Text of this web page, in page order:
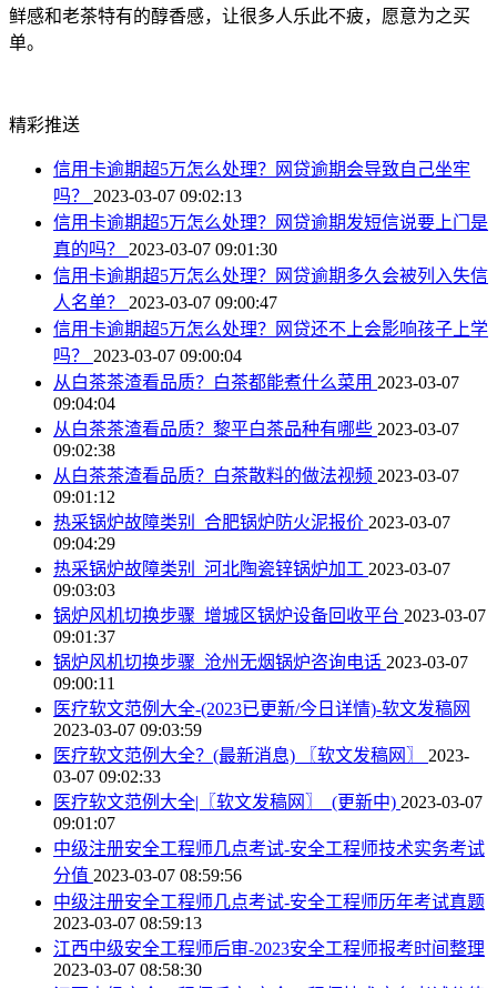
鲜感和老茶特有的醇香感，让很多人乐此不疲，愿意为之买
单。
精彩推送
信用卡逾期超5万怎么处理？网贷逾期会导致自己坐牢
吗？ 2023-03-07 09:02:13
信用卡逾期超5万怎么处理？网贷逾期发短信说要上门是
真的吗？ 2023-03-07 09:01:30
信用卡逾期超5万怎么处理？网贷逾期多久会被列入失信
人名单？ 2023-03-07 09:00:47
信用卡逾期超5万怎么处理？网贷还不上会影响孩子上学
吗？ 2023-03-07 09:00:04
从白茶茶渣看品质？白茶都能煮什么菜用 2023-03-07
09:04:04
从白茶茶渣看品质？黎平白茶品种有哪些 2023-03-07
09:02:38
从白茶茶渣看品质？白茶散料的做法视频 2023-03-07
09:01:12
热采锅炉故障类别_合肥锅炉防火泥报价 2023-03-07
09:04:29
热采锅炉故障类别_河北陶瓷锌锅炉加工 2023-03-07
09:03:03
锅炉风机切换步骤_增城区锅炉设备回收平台 2023-03-07
09:01:37
锅炉风机切换步骤_沧州无烟锅炉咨询电话 2023-03-07
09:00:11
医疗软文范例大全-(2023已更新/今日详情)-软文发稿网
2023-03-07 09:03:59
医疗软文范例大全？(最新消息) 〖软文发稿网〗 2023-
03-07 09:02:33
医疗软文范例大全|〖软文发稿网〗_(更新中) 2023-03-07
09:01:07
中级注册安全工程师几点考试-安全工程师技术实务考试
分值 2023-03-07 08:59:56
中级注册安全工程师几点考试-安全工程师历年考试真题
2023-03-07 08:59:13
江西中级安全工程师后审-2023安全工程师报考时间整理
2023-03-07 08:58:30